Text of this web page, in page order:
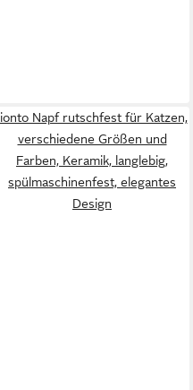
lionto Napf rutschfest für Katzen,
verschiedene Größen und
Farben, Keramik, langlebig,
spülmaschinenfest, elegantes
Design